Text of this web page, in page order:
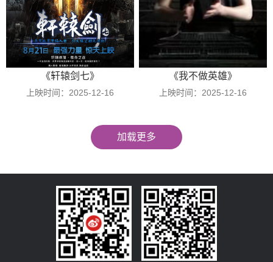
《轩辕剑七》
上映时间：2025-12-16
《我不做英雄》
上映时间：2025-12-16
加载更多